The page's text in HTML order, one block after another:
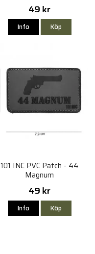
49 kr
Info Köp
101 INC PVC Patch - 44
Magnum
49 kr
Info Köp